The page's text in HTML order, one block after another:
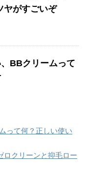
ヤがすごいぞ
BBクリームって
って何？正しい使い
ロクリーンと抑毛ロー